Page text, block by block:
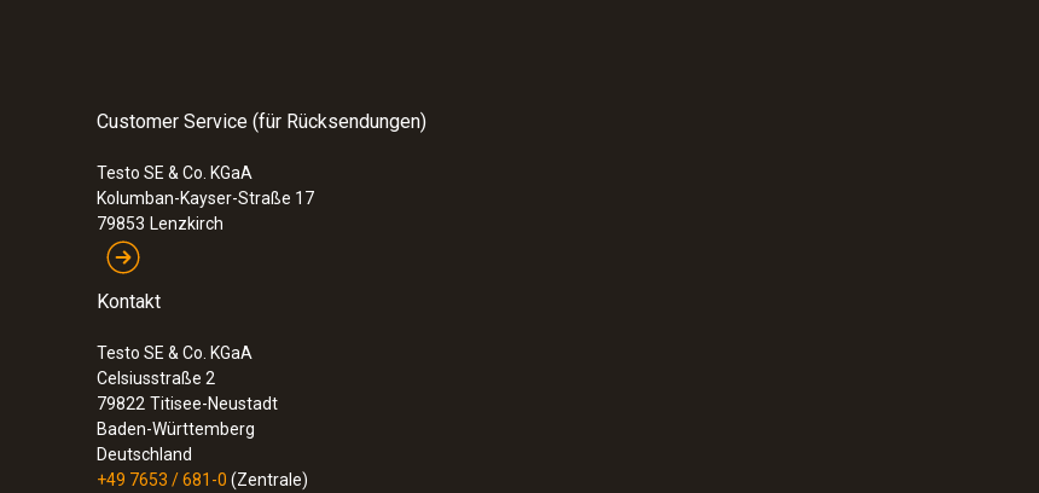
Customer Service (für Rücksendungen)
Testo SE & Co. KGaA
Kolumban-Kayser-Straße 17
79853 Lenzkirch
Kontakt
Testo SE & Co. KGaA
Celsiusstraße 2
79822 Titisee-Neustadt
Baden-Württemberg
Deutschland
+49 7653 / 681-0 (Zentrale)